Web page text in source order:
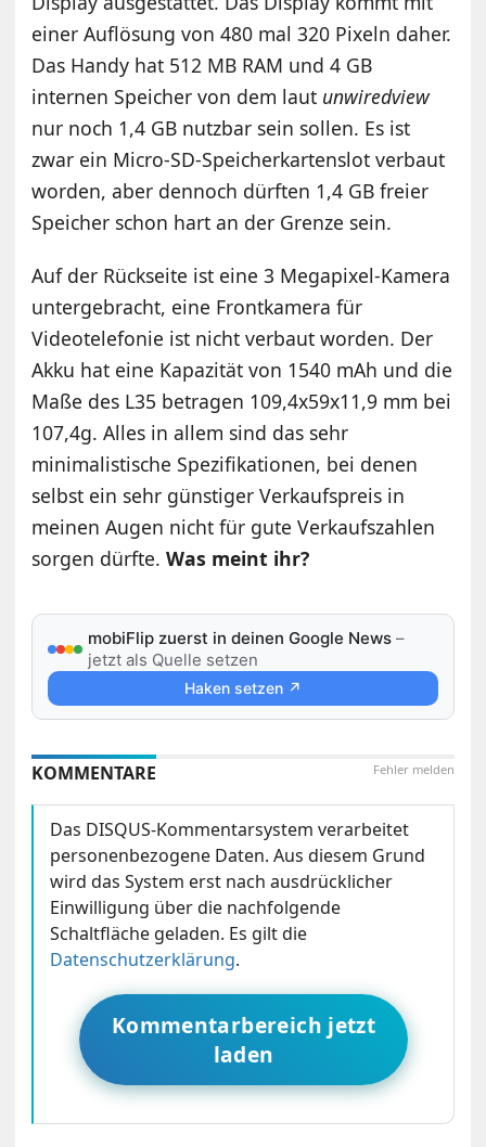
einer Auflösung von 480 mal 320 Pixeln daher.
Das Handy hat 512 MB RAM und 4 GB
internen Speicher von dem laut unwiredview
nur noch 1,4 GB nutzbar sein sollen. Es ist
zwar ein Micro-SD-Speicherkartenslot verbaut
worden, aber dennoch dürften 1,4 GB freier
Speicher schon hart an der Grenze sein.
Auf der Rückseite ist eine 3 Megapixel-Kamera
untergebracht, eine Frontkamera für
Videotelefonie ist nicht verbaut worden. Der
Akku hat eine Kapazität von 1540 mAh und die
Maße des L35 betragen 109,4x59x11,9 mm bei
107,4g. Alles in allem sind das sehr
minimalistische Spezifikationen, bei denen
selbst ein sehr günstiger Verkaufspreis in
meinen Augen nicht für gute Verkaufszahlen
sorgen dürfte.Was meint ihr?
mobiFlip zuerst in deinen Google News –
jetzt als Quelle setzen
Haken setzen ↗
Fehler melden
KOMMENTARE
Das DISQUS-Kommentarsystem verarbeitet
personenbezogene Daten. Aus diesem Grund
wird das System erst nach ausdrücklicher
Einwilligung über die nachfolgende
Schaltfläche geladen. Es gilt die
Datenschutzerklärung.
Kommentarbereich jetzt
laden